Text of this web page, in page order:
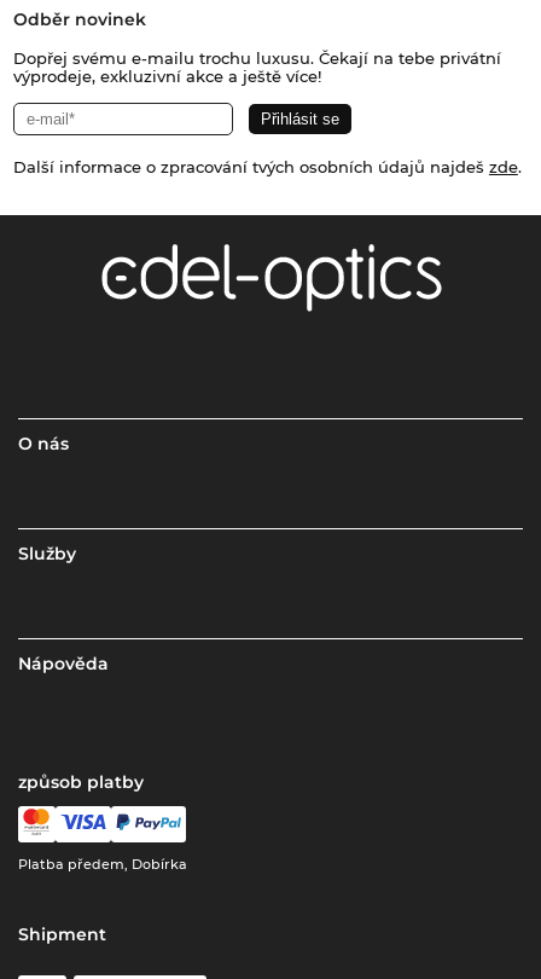
Odběr novinek
Dopřej svému e-mailu trochu luxusu. Čekají na tebe privátní
výprodeje, exkluzivní akce a ještě více!
Další informace o zpracování tvých osobních údajů najdeš zde.
O nás
Služby
Nápověda
způsob platby
Platba předem, Dobírka
Shipment